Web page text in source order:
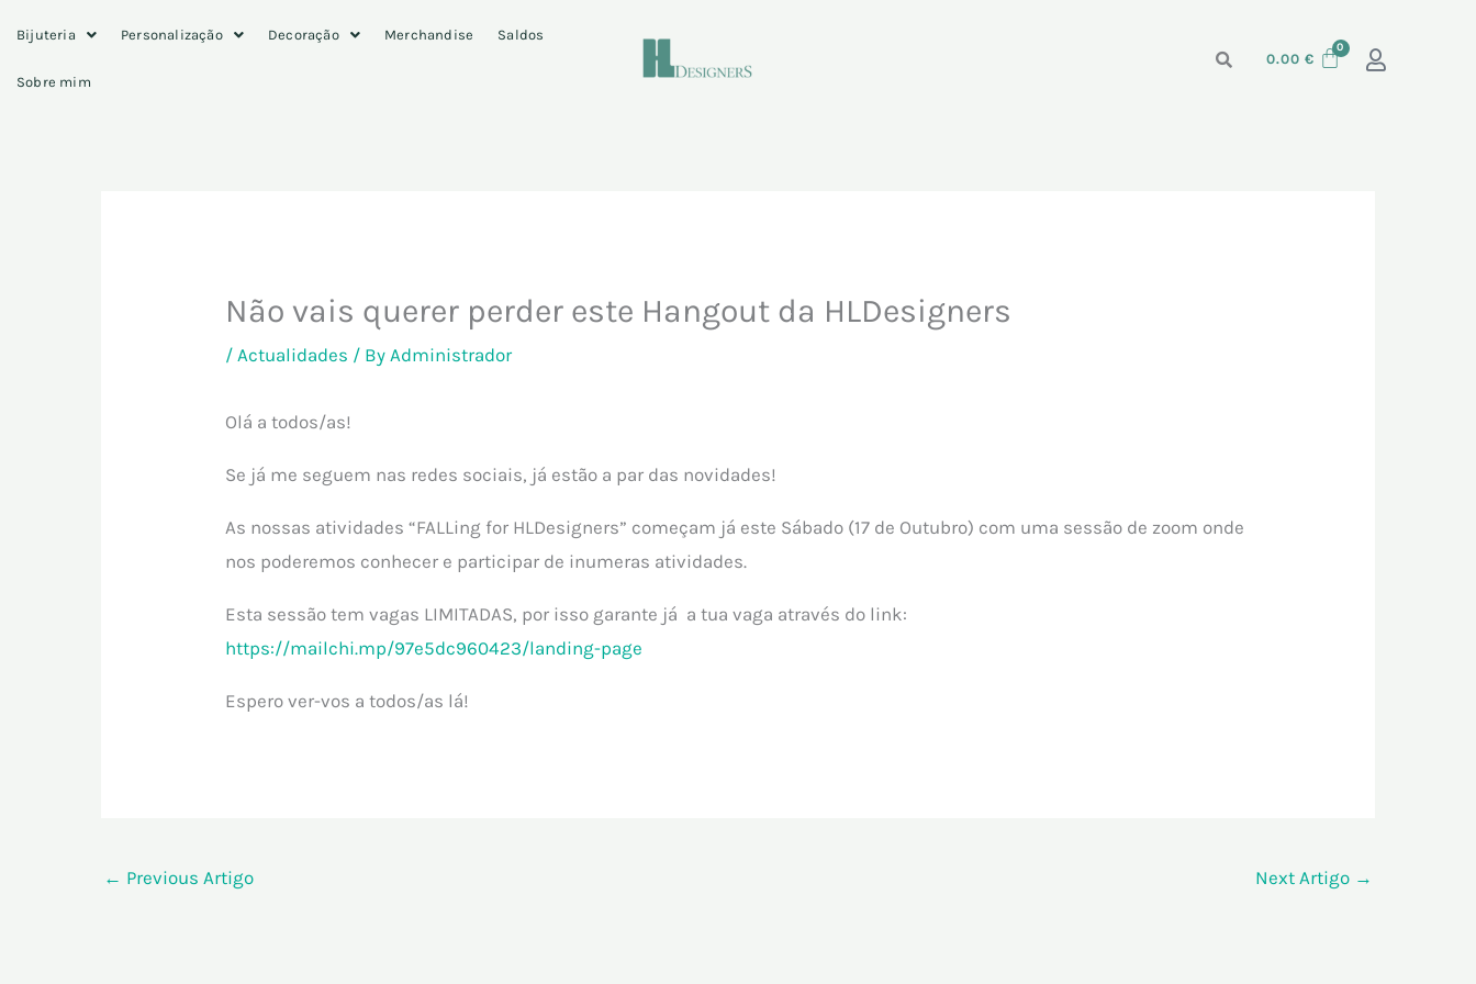
content
Bijuteria Personalização Decoração Merchandise Saldos
Sobre mim
0.00 €
Não vais querer perder este Hangout da HLDesigners
/ Actualidades / By Administrador
Olá a todos/as!
Se já me seguem nas redes sociais, já estão a par das novidades!
As nossas atividades “FALLing for HLDesigners” começam já este Sábado (17 de Outubro) com uma sessão de zoom onde
nos poderemos conhecer e participar de inumeras atividades.
Esta sessão tem vagas LIMITADAS, por isso garante já a tua vaga através do link:
https://mailchi.mp/97e5dc960423/landing-page
Espero ver-vos a todos/as lá!
← Previous Artigo Next Artigo →